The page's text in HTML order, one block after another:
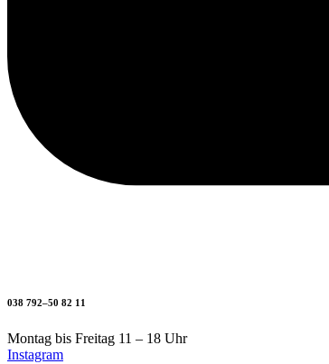
038 792–50 82 11
Montag bis Freitag 11 – 18 Uhr
Instagram